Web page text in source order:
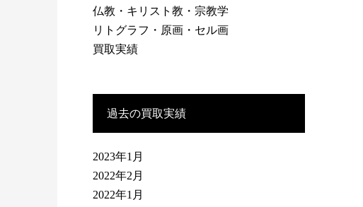
仏教・キリスト教・宗教学
リトグラフ・原画・セル画
買取実績
過去の買取実績
2023年1月
2022年2月
2022年1月